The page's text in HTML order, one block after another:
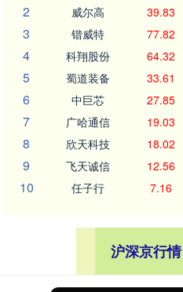
2 威尔高 39.83
3 锴威特 77.82
4 科翔股份 64.32
5 蜀道装备 33.61
6 中巨芯 27.85
7 广哈通信 19.03
8 欣天科技 18.02
9 飞天诚信 12.56
10 任子行 7.16
沪深京行